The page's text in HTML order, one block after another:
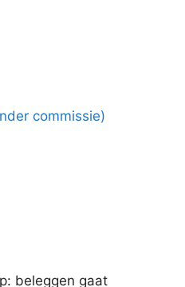
commissie)
beleggen gaat